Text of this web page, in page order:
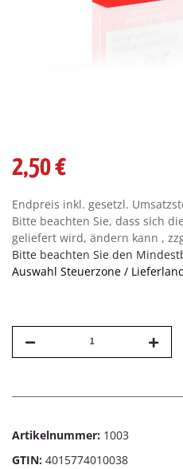
2,50 €
Endpreis inkl. gesetzl.
Bitte beachten Sie, dass sich
geliefert wird, ändern kann ,
Bitte beachten Sie den
Auswahl Steuerzone /
Artikelnummer: 1003
GTIN: 4015774010038